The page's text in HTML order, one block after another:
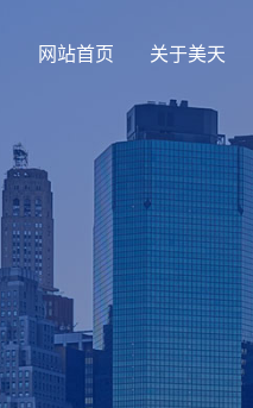
网站首页 关于美天